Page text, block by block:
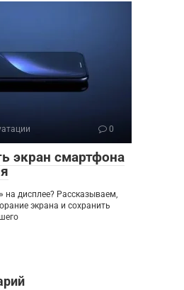
0
экран смартфона
на дисплее? Рассказываем,
экрана и сохранить